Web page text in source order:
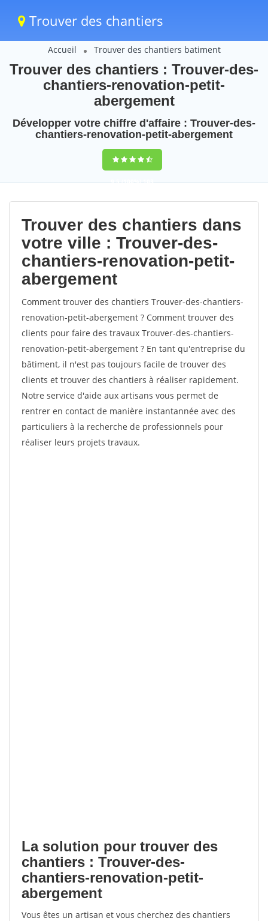
Trouver des chantiers
Accueil Trouver des chantiers batiment
Trouver des chantiers : Trouver-des-
chantiers-renovation-petit-
abergement
Développer votre chiffre d'affaire : Trouver-des-
chantiers-renovation-petit-abergement
9,5(100%)103
votes
Trouver des chantiers dans
votre ville : Trouver-des-
chantiers-renovation-petit-
abergement
Comment trouver des chantiers Trouver-des-chantiers-
renovation-petit-abergement ? Comment trouver des
clients pour faire des travaux Trouver-des-chantiers-
renovation-petit-abergement ? En tant qu'entreprise du
bâtiment, il n'est pas toujours facile de trouver des
clients et trouver des chantiers à réaliser rapidement.
Notre service d'aide aux artisans vous permet de
rentrer en contact de manière instantannée avec des
particuliers à la recherche de professionnels pour
réaliser leurs projets travaux.
La solution pour trouver des
chantiers : Trouver-des-
chantiers-renovation-petit-
abergement
Vous êtes un artisan et vous cherchez des chantiers